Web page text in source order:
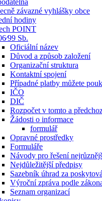
závazné vyhlášky obce
hodiny
POINT
Sb.
Oficiální název
Důvod a způsob založení
Organizační struktura
Kontaktní spojení
Případné platby můžete
IČO
DIČ
Rozpočet v tomto a
Žádosti o informace
formulář
Opravné prostředky
Formuláře
Návody pro řešení
Nejdůležitější předpisy
Sazebník úhrad za
Výroční zpráva podle
Seznam organizací